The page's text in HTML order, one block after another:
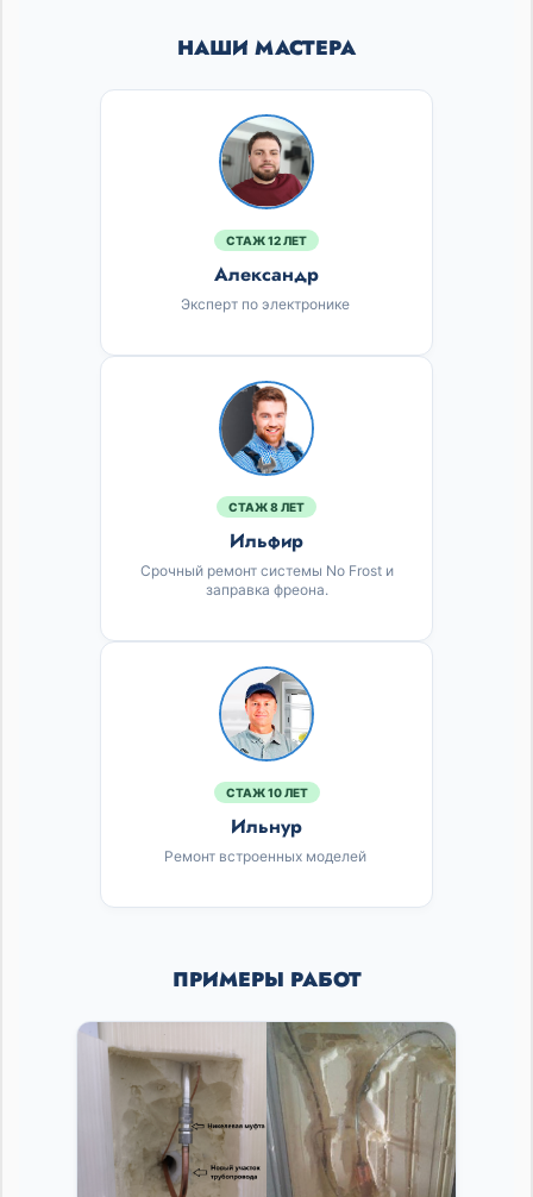
НАШИ МАСТЕРА
СТАЖ 12 ЛЕТ
Александр
Эксперт по электронике
СТАЖ 8 ЛЕТ
Ильфир
Срочный ремонт системы No Frost и
заправка фреона.
СТАЖ 10 ЛЕТ
Ильнур
Ремонт встроенных моделей
ПРИМЕРЫ РАБОТ